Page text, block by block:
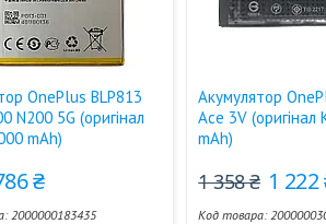
OnePlus BLP813
N200 5G (оригінал
mAh)
₴
2000000183435
Акумулятор
Ace 3V
mAh)
1 358 ₴ 1 222